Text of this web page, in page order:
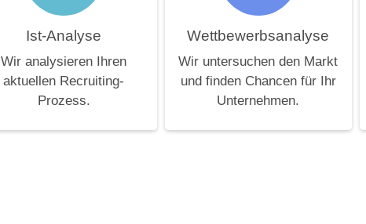
Ist-Analyse
Wir analysieren Ihren
aktuellen Recruiting-
Prozess.
Wettbewerbsanalyse
Wir untersuchen den Markt
und finden Chancen für Ihr
Unternehmen.